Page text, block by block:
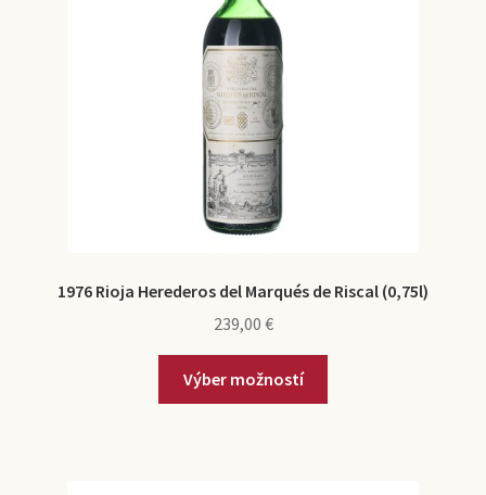
1976 Rioja Herederos del Marqués de Riscal (0,75l)
239,00 €
Výber možností